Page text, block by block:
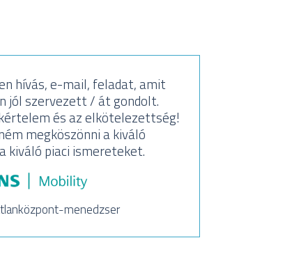
hívás, e-mail, feladat, amit
jól szervezett / át gondolt.
és az elkötelezettség!
megköszönni a kiváló
kiváló piaci ismereteket.
menedzser